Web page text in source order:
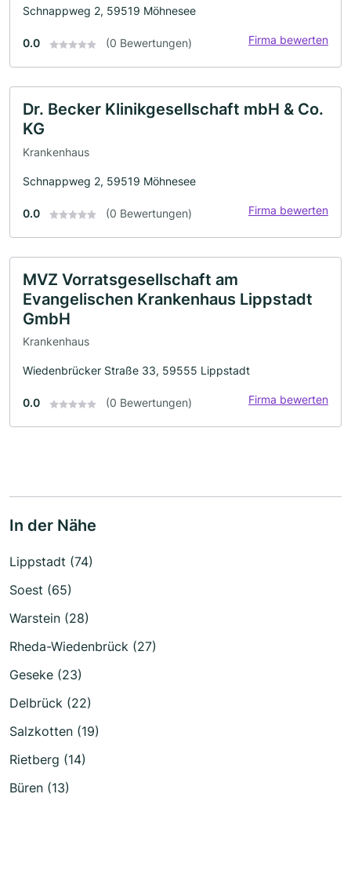
Schnappweg 2, 59519 Möhnesee
0.0 (0 Bewertungen) Firma bewerten
Dr. Becker Klinikgesellschaft mbH & Co.
KG
Krankenhaus
Schnappweg 2, 59519 Möhnesee
0.0 (0 Bewertungen) Firma bewerten
MVZ Vorratsgesellschaft am
Evangelischen Krankenhaus Lippstadt
GmbH
Krankenhaus
Wiedenbrücker Straße 33, 59555 Lippstadt
0.0 (0 Bewertungen) Firma bewerten
In der Nähe
Lippstadt (74)
Soest (65)
Warstein (28)
Rheda-Wiedenbrück (27)
Geseke (23)
Delbrück (22)
Salzkotten (19)
Rietberg (14)
Büren (13)